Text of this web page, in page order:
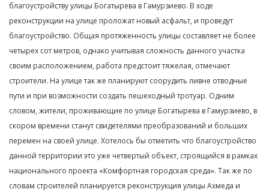
благоустройству улицы Богатырева в Гамурзиево. В ходе
реконструкции на улице проложат новый асфальт, и проведут
благоустройство. Общая протяженность улицы составляет не более
четырех сот метров, однако учитывая сложность данного участка
своим расположением, работа предстоит тяжелая, отмечают
строители. На улице так же планируют соорудить ливне отводные
пути и при возможности создать пешеходный тротуар. Одним
словом, жители, проживающие по улице Богатырева в Гамурзиево, в
скором времени станут свидетелями преобразований и больших
перемен на своей улице. Хотелось бы отметить что благоустройство
данной территории это уже четвертый объект, строящийся в рамках
национального проекта «Комфортная городская среда». Так же по
словам строителей планируется реконструкция улицы Ахмеда и